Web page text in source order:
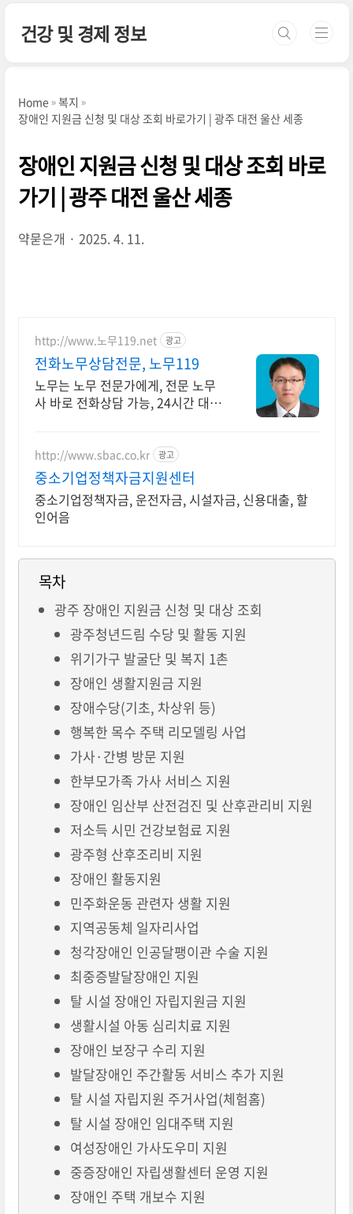
건강 및 경제 정보
Home
복지
장애인 지원금 신청 및 대상 조회 바로가기 | 광주 대전 울산 세종
장애인 지원금 신청 및 대상 조회 바로
가기 | 광주 대전 울산 세종
약묻은개 2025. 4. 11.
http://www.노무119.net 광고
전화노무상담전문, 노무119
노무는 노무 전문가에게, 전문 노무
사 바로 전화상담 가능, 24시간 대기
http://www.sbac.co.kr 광고
중소기업정책자금지원센터
중소기업정책자금, 운전자금, 시설자금, 신용대출, 할
인어음
목차
광주 장애인 지원금 신청 및 대상 조회
광주청년드림 수당 및 활동 지원
위기가구 발굴단 및 복지 1촌
장애인 생활지원금 지원
장애수당(기초, 차상위 등)
행복한 목수 주택 리모델링 사업
가사·간병 방문 지원
한부모가족 가사 서비스 지원
장애인 임산부 산전검진 및 산후관리비 지원
저소득 시민 건강보험료 지원
광주형 산후조리비 지원
장애인 활동지원
민주화운동 관련자 생활 지원
지역공동체 일자리사업
청각장애인 인공달팽이관 수술 지원
최중증발달장애인 지원
탈 시설 장애인 자립지원금 지원
생활시설 아동 심리치료 지원
장애인 보장구 수리 지원
발달장애인 주간활동 서비스 추가 지원
탈 시설 자립지원 주거사업(체험홈)
탈 시설 장애인 임대주택 지원
여성장애인 가사도우미 지원
중증장애인 자립생활센터 운영 지원
장애인 주택 개보수 지원